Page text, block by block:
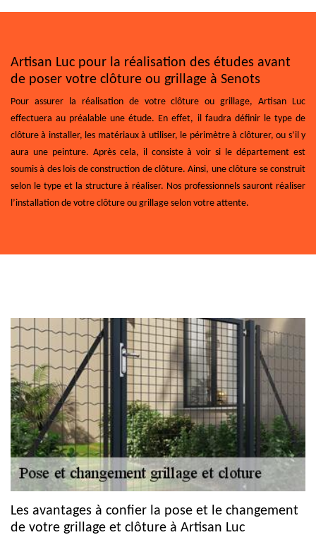
Artisan Luc pour la réalisation des études avant
de poser votre clôture ou grillage à Senots
Pour assurer la réalisation de votre clôture ou grillage, Artisan Luc
effectuera au préalable une étude. En effet, il faudra définir le type de
clôture à installer, les matériaux à utiliser, le périmètre à clôturer, ou s’il y
aura une peinture. Après cela, il consiste à voir si le département est
soumis à des lois de construction de clôture. Ainsi, une clôture se construit
selon le type et la structure à réaliser. Nos professionnels sauront réaliser
l’installation de votre clôture ou grillage selon votre attente.
Les avantages à confier la pose et le changement
de votre grillage et clôture à Artisan Luc